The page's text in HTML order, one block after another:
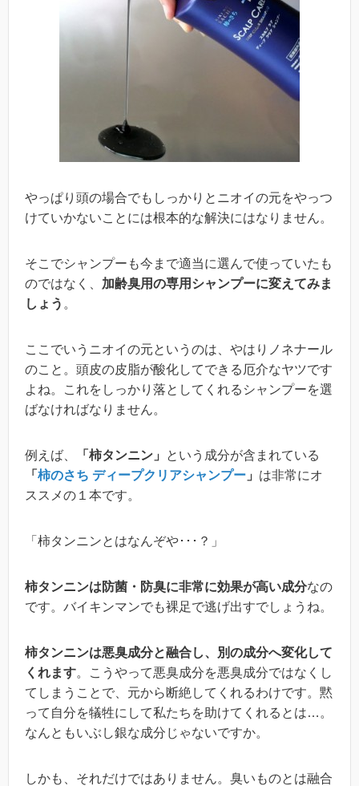
やっぱり頭の場合でもしっかりとニオイの元をやっつ
けていかないことには根本的な解決にはなりません。
そこでシャンプーも今まで適当に選んで使っていたも
のではなく、 加齢臭用の専用シャンプーに変えてみま
しょう 。
ここでいうニオイの元というのは、やはりノネナール
のこと。頭皮の皮脂が酸化してできる厄介なヤツです
よね。これをしっかり落としてくれるシャンプーを選
ばなければなりません。
例えば、 「柿タンニン」
という成分が含まれている
「 柿のさち ディープクリアシャンプー 」 は非常にオ
ススメの１本です。
「柿タンニンとはなんぞや･･･？」
柿タンニンは防菌・防臭に非常に効果が高い成分なの
です。バイキンマンでも裸足で逃げ出すでしょうね。
柿タンニンは悪臭成分と融合し、別の成分へ変化して
くれます。こうやって悪臭成分を悪臭成分ではなくし
てしまうことで、元から断絶してくれるわけです。黙
って自分を犠牲にして私たちを助けてくれるとは…。
なんともいぶし銀な成分じゃないですか。
しかも、それだけではありません。臭いものとは融合